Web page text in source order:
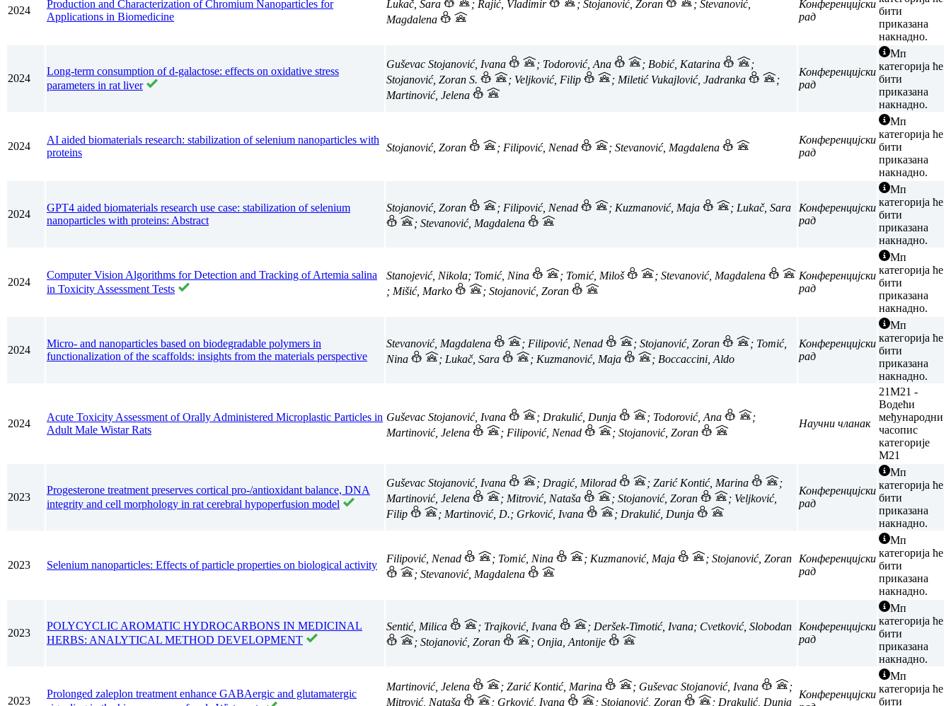
2024
Production and Characterization of Chromium Nanoparticles for
Applications in Biomedicine
Lukač, Sara ; Rajić, Vladimir ; Stojanović, Zoran
; Stevanović,
Magdalena
Конференцијски
рад
бити
приказана
накнадно.
2024
Long-term consumption of d-galactose: effects on oxidative stress
parameters in rat liver
Guševac Stojanović, Ivana ; Todorović, Ana ; Bobić, Katarina
;
Stojanović, Zoran S.
; Veljković, Filip ; Miletić Vukajlović, Jadranka
;
Martinović, Jelena
Конференцијски
рад
Мп
категорија ће
бити
приказана
накнадно.
2024
AI aided biomaterials research: stabilization of selenium nanoparticles with
proteins
Stojanović, Zoran ; Filipović, Nenad ; Stevanović, Magdalena
Конференцијски
рад
Мп
категорија ће
бити
приказана
накнадно.
2024
GPT4 aided biomaterials research use case: stabilization of selenium
nanoparticles with proteins: Abstract
Stojanović, Zoran ; Filipović, Nenad ; Kuzmanović, Maja
; Lukač, Sara
; Stevanović, Magdalena
Конференцијски
рад
Мп
категорија ће
бити
приказана
накнадно.
2024
Computer Vision Algorithms for Detection and Tracking of Artemia salina
in Toxicity Assessment Tests
Stanojević, Nikola; Tomić, Nina ; Tomić, Miloš
; Stevanović, Magdalena
; Mišić, Marko
; Stojanović, Zoran
Конференцијски
рад
Мп
категорија ће
бити
приказана
накнадно.
2024
Micro- and nanoparticles based on biodegradable polymers in
functionalization of the scaffolds: insights from the materials perspective
Stevanović, Magdalena ; Filipović, Nenad ; Stojanović, Zoran
; Tomić,
Nina
; Lukač, Sara ; Kuzmanović, Maja ; Boccaccini, Aldo
Конференцијски
рад
Мп
категорија ће
бити
приказана
накнадно.
2024
Acute Toxicity Assessment of Orally Administered Microplastic Particles in
Adult Male Wistar Rats
Guševac Stojanović, Ivana ; Drakulić, Dunja ; Todorović, Ana
;
Martinović, Jelena
; Filipović, Nenad ; Stojanović, Zoran
Научни чланак
21M21 -
Водећи
међународни
часопис
категорије
M21
2023
Progesterone treatment preserves cortical pro-/antioxidant balance, DNA
integrity and cell morphology in rat cerebral hypoperfusion model
Guševac Stojanović, Ivana ; Dragić, Milorad ; Zarić Kontić, Marina
;
Martinović, Jelena
; Mitrović, Nataša ; Stojanović, Zoran
; Veljković,
Filip
; Martinović, D.; Grković, Ivana ; Drakulić, Dunja
Конференцијски
рад
Мп
категорија ће
бити
приказана
накнадно.
2023 Selenium nanoparticles: Effects of particle properties on biological activity
Filipović, Nenad ; Tomić, Nina ; Kuzmanović, Maja
; Stojanović, Zoran
; Stevanović, Magdalena
Конференцијски
рад
Мп
категорија ће
бити
приказана
накнадно.
2023
POLYCYCLIC AROMATIC HYDROCARBONS IN MEDICINAL
HERBS: ANALYTICAL METHOD DEVELOPMENT
Sentić, Milica ; Trajković, Ivana
; Deršek-Timotić, Ivana; Cvetković, Slobodan
; Stojanović, Zoran
; Onjia, Antonije
Конференцијски
рад
Мп
категорија ће
бити
приказана
накнадно.
2023
Prolonged zaleplon treatment enhance GABAergic and glutamatergic
Martinović, Jelena ; Zarić Kontić, Marina ; Guševac Stojanović, Ivana
;
Mitrović, Nataša
; Grković, Ivana ; Stojanović, Zoran ; Drakulić, Dunja
Конференцијски
Мп
категорија ће
бити